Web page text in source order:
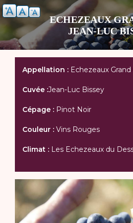
Aller
au
contenu
principal
ECHEZEAUX
JEAN-LUC
Appellation : Appellation
Echezeaux Grand
Cuvée :Jean-Luc Bissey
Cépage : Cépage
Pinot Noir
Couleur : Vins Rouges
Climat : Les Echezeaux du